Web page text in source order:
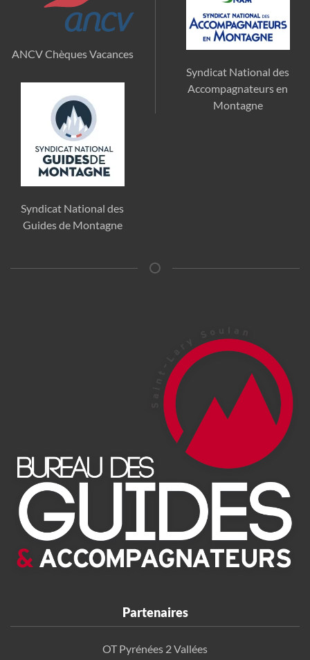
ANCV Chèques Vacances
Syndicat National des
Accompagnateurs en
Montagne
Syndicat National des
Guides de Montagne
Partenaires
OT Pyrénées 2 Vallées